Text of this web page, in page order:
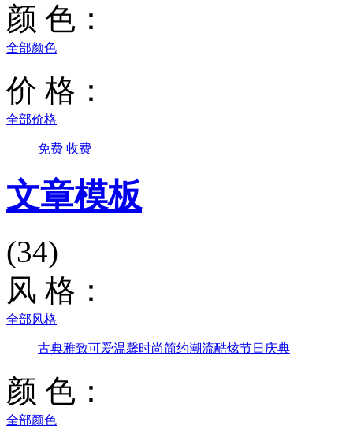
颜 色：
全部颜色
价 格：
全部价格
免费 收费
文章模板
(34)
风 格：
全部风格
古典雅致可爱温馨时尚简约潮流酷炫节日庆典
颜 色：
全部颜色